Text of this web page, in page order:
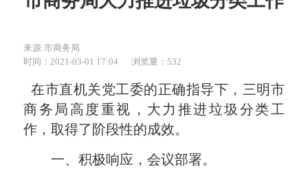
来源:市商务局
时间：2021-03-01 17:04
浏览量：532
在市直机关党工委的正确指导下，三明市
商务局高度重视，大力推进垃圾分类工
作 ，取得了阶段性的成效。
一、积极响应，会议部署。